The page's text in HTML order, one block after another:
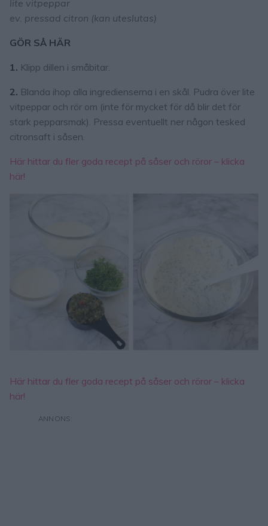
lite vitpeppar
ev. pressad citron (kan uteslutas)
GÖR SÅ HÄR
1. Klipp dillen i småbitar.
2. Blanda ihop alla ingredienserna i en skål. Pudra över lite
vitpeppar och rör om (inte för mycket för då blir det för
stark pepparsmak). Pressa eventuellt ner någon tesked
citronsaft i såsen.
Här hittar du fler goda recept på såser och röror – klicka
här!
Här hittar du fler goda recept på såser och röror – klicka
här!